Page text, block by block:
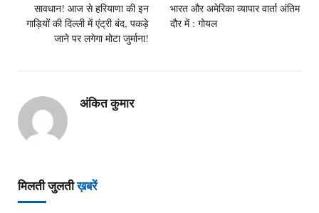
सावधान! आज से हरियाणा की इन
गाड़ियों की दिल्ली में एंट्री बंद, पकड़े
जाने पर लगेगा मोटा जुर्माना!
भारत और अमेरिका व्यापार वार्ता अंतिम
दौर में : गोयल
अंकित कुमार
मिलती जुलतीख़बरें